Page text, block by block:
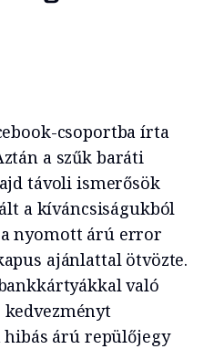
csoportba írta
a szűk baráti
távoli ismerősök
a kíváncsiságukból
nyomott árú error
ajánlattal ötvözte.
való
kedvezményt
árú repülőjegy